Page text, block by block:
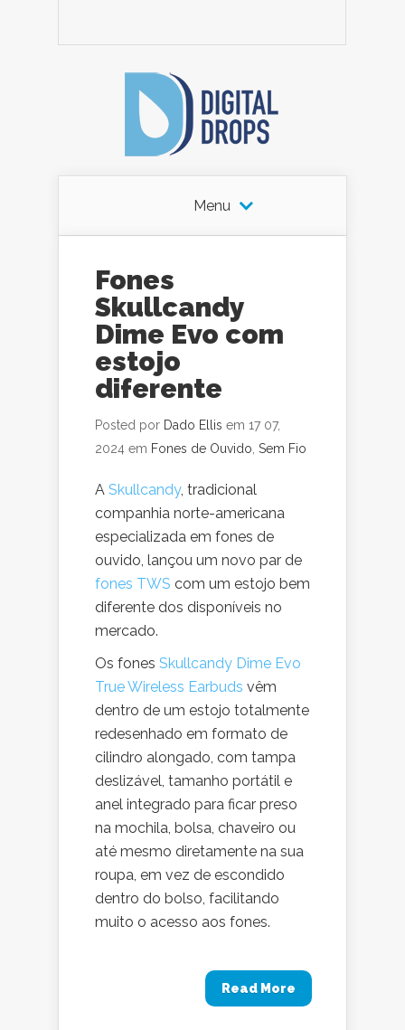
Menu
Fones
Skullcandy
Dime Evo com
estojo
diferente
Posted por Dado Ellis em 17 07,
2024 em Fones de Ouvido Sem Fio
A Skullcandy, tradicional
companhia norte-americana
especializada em fones de
ouvido, lançou um novo par de
fones TWS com um estojo bem
diferente dos disponíveis no
mercado.
Os fones Skullcandy Dime Evo
True Wireless Earbuds vêm
dentro de um estojo totalmente
redesenhado em formato de
cilindro alongado, com tampa
deslizável, tamanho portátil e
anel integrado para ficar preso
na mochila, bolsa, chaveiro ou
até mesmo diretamente na sua
roupa, em vez de escondido
dentro do bolso, facilitando
muito o acesso aos fones.
Read More